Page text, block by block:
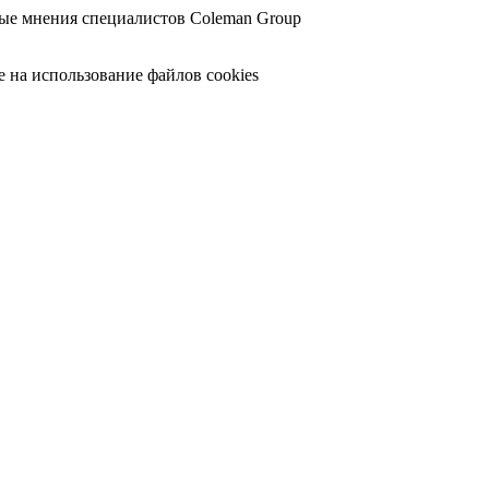
мнения специалистов Coleman Group
на использование файлов cookies